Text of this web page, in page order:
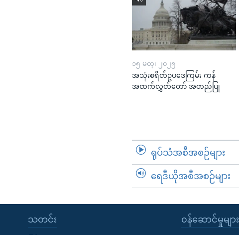
၁၅ မတ္၊ ၂၀၂၅
အသုံးစရိတ်ဥပဒေကြမ်း ကန်
အထက်လွှတ်တော် အတည်ပြု
ရုပ်သံအစီအစဉ်များ
ရေဒီယိုအစီအစဉ်များ
သတင်း ၀န်ဆောင်မှုများ